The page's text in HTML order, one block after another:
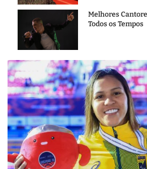
Melhores
Todos os Tempos